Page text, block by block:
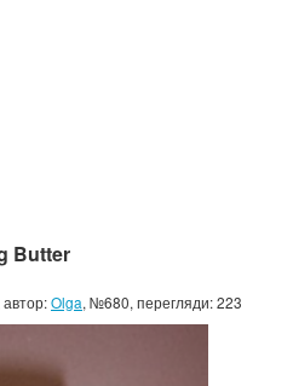
Butter
автор:Olga, №680, перегляди: 223